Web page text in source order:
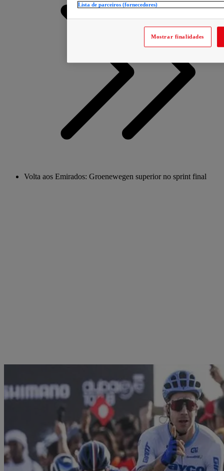
Volta aos Emirados: Groenewegen superior no sprint final
Lista de parceiros (fornecedores)
Mostrar finalidades